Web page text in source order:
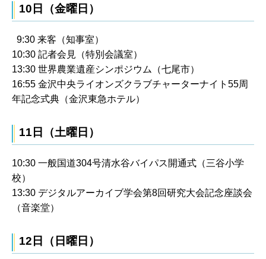
10日（金曜日）
9:30 来客（知事室）
10:30 記者会見（特別会議室）
13:30 世界農業遺産シンポジウム（七尾市）
16:55 金沢中央ライオンズクラブチャーターナイト55周
年記念式典（金沢東急ホテル）
11日（土曜日）
10:30 一般国道304号清水谷バイパス開通式（三谷小学
校）
13:30 デジタルアーカイブ学会第8回研究大会記念座談会
（音楽堂）
12日（日曜日）